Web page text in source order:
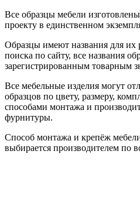
Все образцы мебели
проекту в единственном
Образцы имеют названия для их
поиска по сайту, все названия
зарегистрированным товарным
Все мебельные изделия могут
образцов по цвету, размеру,
способами монтажа и
фурнитуры.
Способ монтажа и крепёж
выбирается производителем по